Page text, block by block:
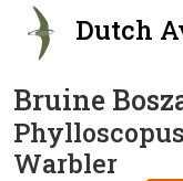
Dutch
Bruine
Warbler